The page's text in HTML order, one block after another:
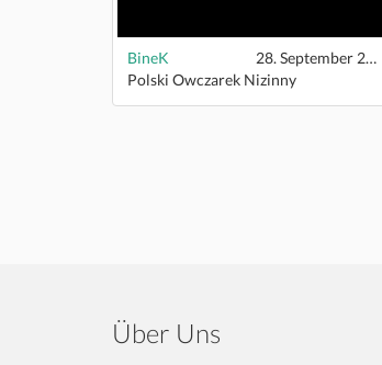
BineK
28. September 2016
Polski Owczarek Nizinny
Über Uns